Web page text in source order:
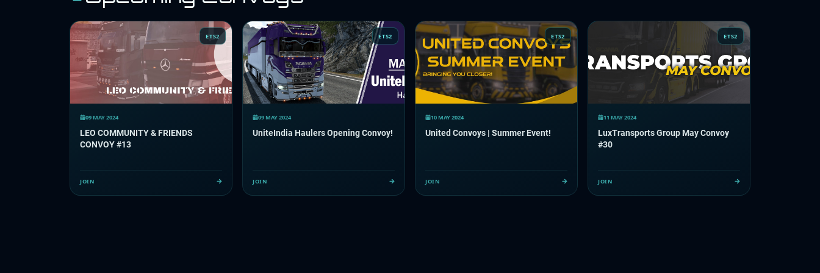
ETS2
09 MAY 2024
LEO COMMUNITY & FRIENDS
CONVOY #13
JOIN
ETS2
09 MAY 2024
UniteIndia Haulers Opening Convoy!
JOIN
ETS2
10 MAY 2024
United Convoys | Summer Event!
JOIN
ETS2
11 MAY 2024
LuxTransports Group May Convoy
#30
JOIN